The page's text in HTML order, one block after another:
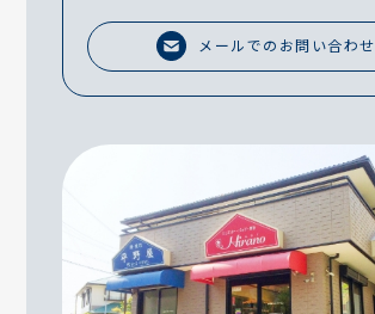
メールでのお問い合わせ